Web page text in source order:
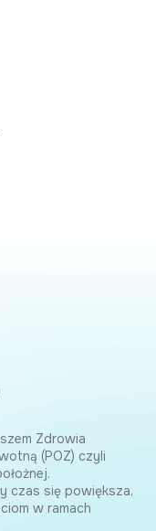
Zdrowia
(POZ) czyli
czas się powiększa,
w ramach